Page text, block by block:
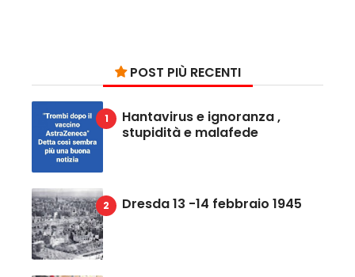
POST PIÙ RECENTI
Hantavirus e ignoranza ,
stupidità e malafede
Dresda 13 -14 febbraio 1945